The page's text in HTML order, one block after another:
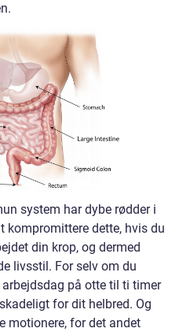
system har dybe rødder i
kompromittere dette, hvis du
din krop, og dermed
livsstil. For selv om du
arbejdsdag på otte til ti timer
for dit helbred. Og
motionere, for det andet